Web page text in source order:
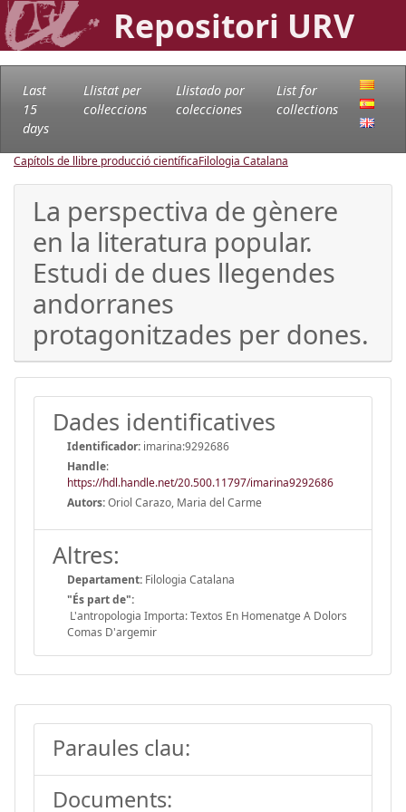
Repositori URV
Last
15
days
Llistat per
col·leccions
Llistado por
colecciones
List for
collections
Capítols de llibre producció científicaFilologia Catalana
La perspectiva de gènere
en la literatura popular.
Estudi de dues llegendes
andorranes
protagonitzades per dones.
Dades identificatives
Identificador: imarina:9292686
Handle:
https://hdl.handle.net/20.500.11797/imarina9292686
Autors:Oriol Carazo, Maria del Carme
Altres:
Departament: Filologia Catalana
"És part de":
L'antropologia Importa: Textos En Homenatge A Dolors
Comas D'argemir
Paraules clau:
Documents: